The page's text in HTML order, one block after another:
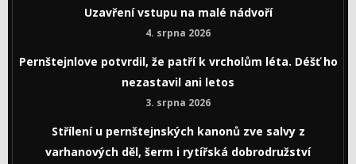
Uzavření vstupu na malé nádvoří
4. srpna 2026
Pernštejnlove potvrdil, že patří k vrcholům léta. Déšť ho
nezastavil ani letos
3. srpna 2026
Střílení u pernštejnských kanonů zve salvy z
varhanových děl, šerm i rytířská dobrodružství